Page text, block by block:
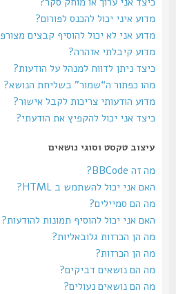
מדוע איני יכול להכנס לפורום?
מדוע אני לא יכול להוסיף קבצים מצורפים?
מדוע קיבלתי אזהרה?
כיצד ניתן לדווח למנהל על הודעות?
מהו כפתור ה“שמור” בשליחת הנושא?
מדוע הודעותי צריכות לקבל אישור?
כיצד אני יכול להקפיץ את הודעתי?
עיצוב טקסט וסוגי נושאים
מה זה BBCode?
האם אני יכול להשתמש ב HTML?
מה הם סמיילים?
האם אני יכול להוסיף תמונות להודעות?
מה הן הכרזות גלובאליות?
מה הן הכרזות?
מה הם נושאים דביקים?
מה הם נושאים נעולים?